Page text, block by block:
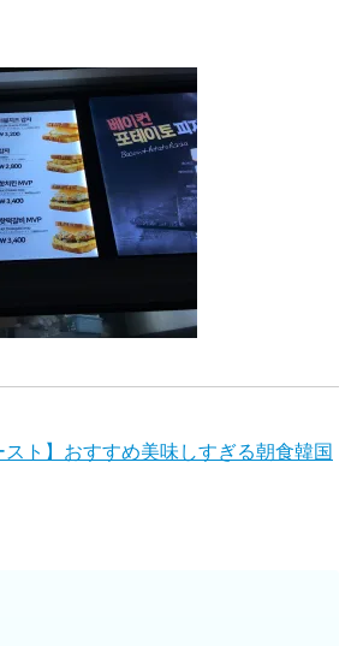
スト】おすすめ美味しすぎる朝食韓国